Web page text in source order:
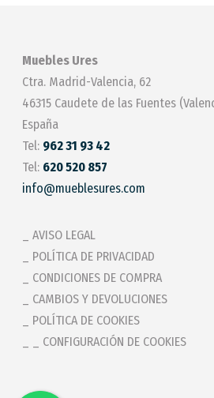
Muebles Ures
Ctra. Madrid-Valencia, 62
46315 Caudete de las Fuentes
España
Tel: 962 31 93 42
Tel: 620 520 857
info@mueblesures.com
AVISO LEGAL
POLÍTICA DE PRIVACIDAD
CONDICIONES DE COMPRA
CAMBIOS Y DEVOLUCIONES
POLÍTICA DE COOKIES
_ CONFIGURACIÓN DE COOKIES